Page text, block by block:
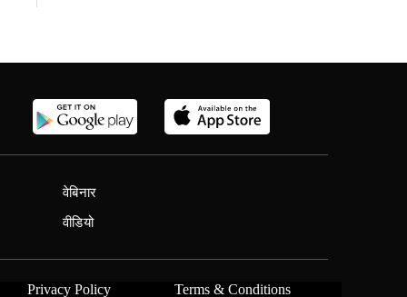
वेबिनार
वीडियो
Privacy Policy Terms & Conditions